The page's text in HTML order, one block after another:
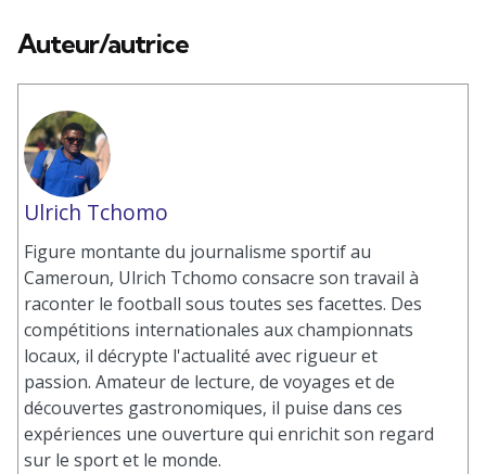
Auteur/autrice
Ulrich Tchomo
Figure montante du journalisme sportif au
Cameroun, Ulrich Tchomo consacre son travail à
raconter le football sous toutes ses facettes. Des
compétitions internationales aux championnats
locaux, il décrypte l'actualité avec rigueur et
passion. Amateur de lecture, de voyages et de
découvertes gastronomiques, il puise dans ces
expériences une ouverture qui enrichit son regard
sur le sport et le monde.